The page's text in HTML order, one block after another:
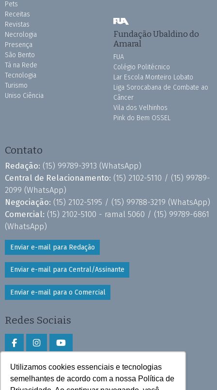
Utilizamos cookies essenciais e tecnologias
semelhantes de acordo com a nossa Política de
Pets
Receitas
Revistas
Necrologia
Presença
São Bento
Tá na Rede
Tecnologia
Turismo
Uniso Ciência
Fundação Ubaldino do
Amaral
FUA
Colégio Politécnico
Lar Escola Monteiro Lobato
Liga Sorocabana de Combate ao
Câncer
Vila dos Velhinhos
Pink do Bem OSSEL
Contato
Redação: (15) 99789-3913 (WhatsApp)
Central de Relacionamento: (15) 2102-5110 / (15) 99789-
2099 (WhatsApp)
Negociação: (15) 2102-5195 / (15) 99788-3219 (WhatsApp)
Comercial: (15) 2102-5100 - ramal 5060 / (15) 99789-6861
(WhatsApp)
Enviar e-mail para Redação
Enviar e-mail para Central/Assinante
Enviar e-mail para o Comercial
Redes Sociais
Faça download do aplicativo